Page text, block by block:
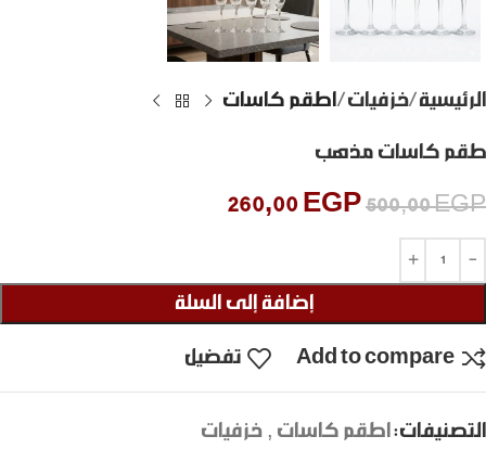
الرئيسية خزفيات اطقم كاسات
طقم كاسات مذهب
500,00EGP
260,00 EGP
إضافة إلى السلة
Add to compare تفضيل
التصنيفات: اطقم كاسات , خزفيات